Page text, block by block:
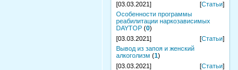
[03.03.2021]
[Статьи]
Особенности программы
реабилитации наркозависимых
DAYTOP (0)
[03.03.2021]
[Статьи]
Вывод из запоя и женский
алкоголизм (1)
[03.03.2021]
[Статьи]